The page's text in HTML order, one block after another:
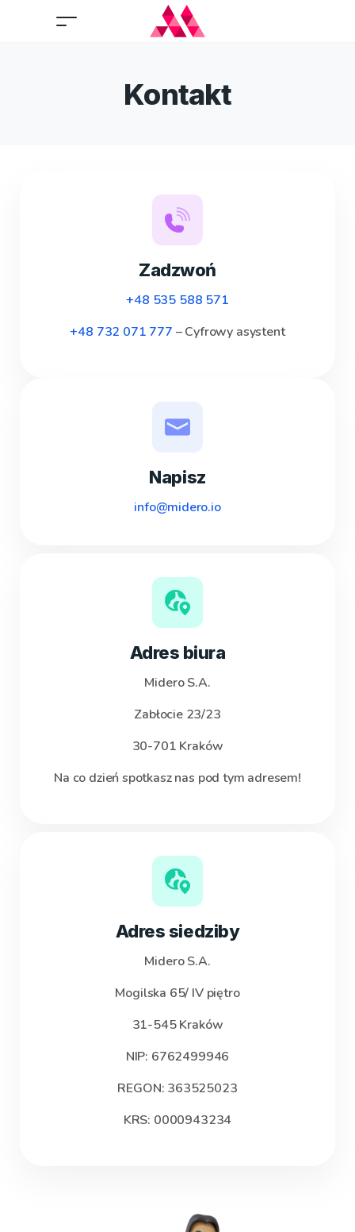
Kontakt
Zadzwoń
+48 535 588 571
+48 732 071 777 – Cyfrowy asystent
Napisz
info@midero.io
Adres biura
Midero S.A.
Zabłocie 23/23
30-701 Kraków
Na co dzień spotkasz nas pod tym adresem!
Adres siedziby
Midero S.A.
Mogilska 65/ IV piętro
31-545 Kraków
NIP: 6762499946
REGON: 363525023
KRS: 0000943234